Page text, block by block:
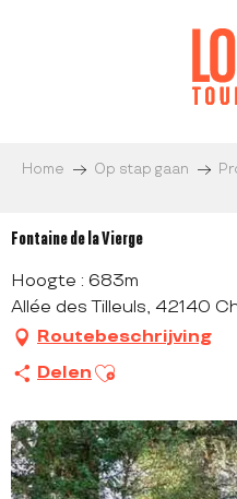
Home Op stap gaan
Fontaine de la Vierge
Hoogte : 683m
Allée des Tilleuls, 42140
Routebeschrijving
Delen Ajouter aux